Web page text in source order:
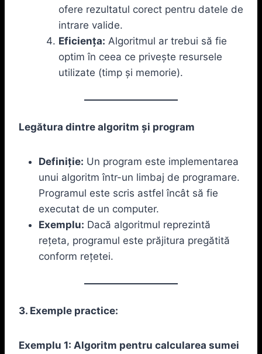
ofere rezultatul corect pentru datele de
intrare valide.
Eficiența: Algoritmul ar trebui să fie
optim în ceea ce privește resursele
utilizate (timp și memorie).
Legătura dintre algoritm și program
Definiție: Un program este implementarea
unui algoritm într-un limbaj de programare.
Programul este scris astfel încât să fie
executat de un computer.
Exemplu: Dacă algoritmul reprezintă
rețeta, programul este prăjitura pregătită
conform rețetei.
3. Exemple practice:
Exemplu 1: Algoritm pentru calcularea sumei